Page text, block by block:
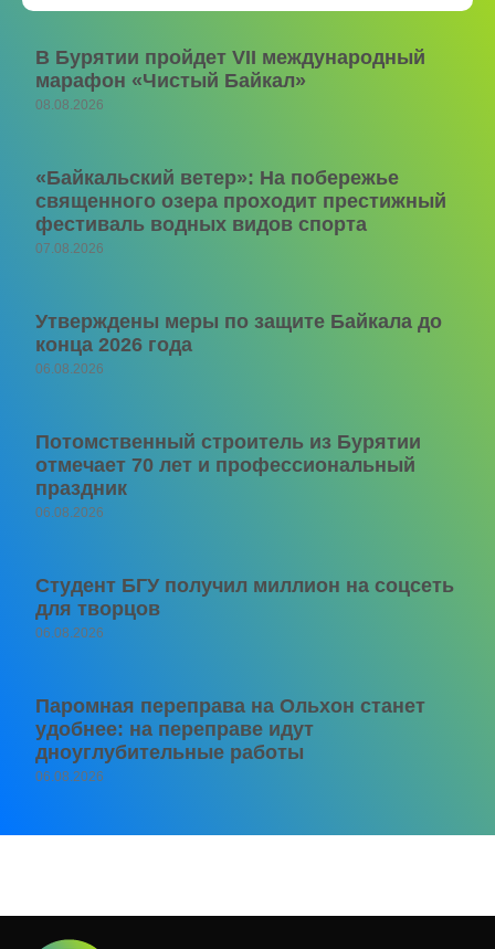
В Бурятии пройдет VII международный
марафон «Чистый Байкал»
08.08.2026
«Байкальский ветер»: На побережье
священного озера проходит престижный
фестиваль водных видов спорта
07.08.2026
Утверждены меры по защите Байкала до
конца 2026 года
06.08.2026
Потомственный строитель из Бурятии
отмечает 70 лет и профессиональный
праздник
06.08.2026
Студент БГУ получил миллион на соцсеть
для творцов
06.08.2026
Паромная переправа на Ольхон станет
удобнее: на переправе идут
дноуглубительные работы
06.08.2026